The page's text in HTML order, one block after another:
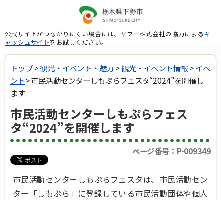
公式サイトがつながりにくい場合には、ヤフー株式会社の協力によるキ
ャッシュサイトをお試しください。
トップ>観光・イベント・魅力 >観光・イベント情報>イベ
ント> 市民活動センターしもぷらフェスタ“2024”を開催し
ます
市民活動センターしもぷらフェス
タ“2024”を開催します
ページ番号：P-009349
市民活動センターしもぷらフェスタは、市民活動セン
ター「しもぷら」に登録している市民活動団体や個人